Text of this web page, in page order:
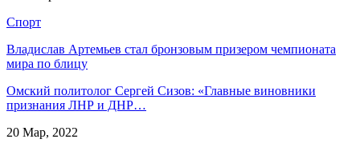
Спорт
Владислав Артемьев стал бронзовым призером чемпионата
мира по блицу
Омский политолог Сергей Сизов: «Главные виновники
признания ЛНР и ДНР…
20 Мар, 2022